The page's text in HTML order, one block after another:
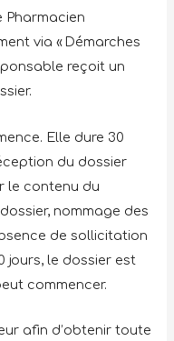
Pharmacien
via « Démarches
reçoit un
Elle dure 30
du dossier
le contenu du
nommage des
de sollicitation
jours, le dossier est
commencer.
afin d’obtenir toute